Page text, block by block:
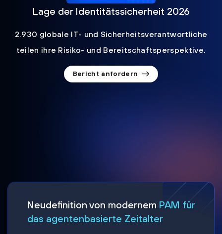
Lage der Identitätssicherheit 2026
2.930 globale IT- und Sicherheitsverantwortliche
teilen ihre Risiko- und Bereitschaftsperspektive.
Bericht anfordern
Neudefinition von modernem PAM für
das agentenbasierte Zeitalter